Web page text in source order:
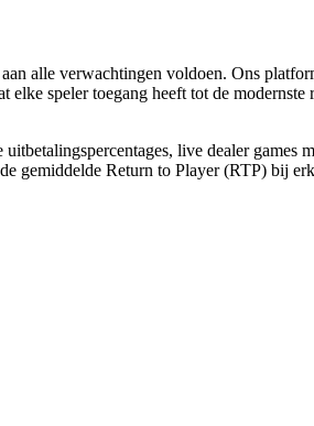
alle verwachtingen voldoen. Ons
speler toegang heeft tot de modernste
live dealer games
gemiddelde Return to Player (RTP) bij